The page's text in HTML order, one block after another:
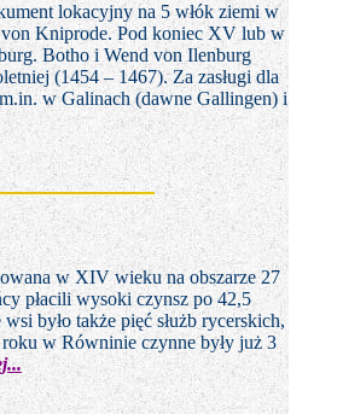
lokacyjny na 5 włók ziemi w
Kniprode. Pod koniec XV lub w
Botho i Wend von Ilenburg
(1454 – 1467). Za zasługi dla
w Galinach (dawne Gallingen) i
w XIV wieku na obszarze 27
płacili wysoki czynsz po 42,5
było także pięć służb rycerskich,
w Równinie czynne były już 3